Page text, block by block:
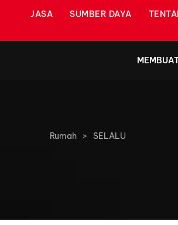
JASA SUMBER DAYA
Rumah > SELALU